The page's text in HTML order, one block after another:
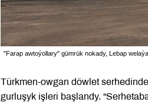
"Farap awtoýollary" gümrük nokady, Lebap
Türkmen-owgan döwlet
gurluşyk işleri başlandy.